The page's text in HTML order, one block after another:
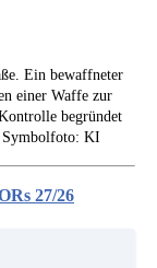
Ein bewaffneter
einer Waffe zur
begründet
Symbolfoto: KI
27/26